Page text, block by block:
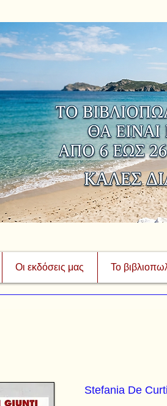
Οι εκδόσεις μας Το
Stefania De